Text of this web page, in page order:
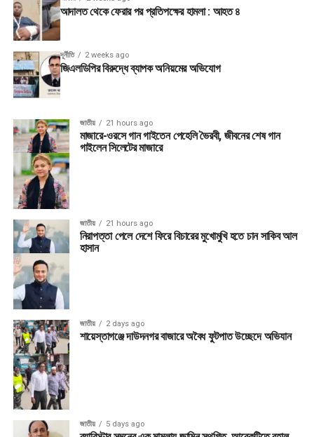
আদালত থেকে ফেরার পর প্রতিপক্ষের হামলা : আহত ৪
দূর্নীতি 2 weeks ago
জিএলডিপির বিরুদ্ধে ব্যাপক অনিয়মের অভিযোগ
জাতীয় 21 hours ago
মাজারে-ওরসে গান গাইতেন পেহেলি ভৈরবী, জীবনের শেষ গান
গাইলেন সিলেটের মাজারে
জাতীয় 21 hours ago
নিরাপত্তা পেলে দেশে ফিরে বিচারের মুখোমুখি হতে চান সাকিব আল
হাসান
জাতীয় 2 days ago
শায়েস্তাগঞ্জে দাউদনগর বাজারে অবৈধ ফুটপাত উচ্ছেদে অভিযান
জাতীয় 5 days ago